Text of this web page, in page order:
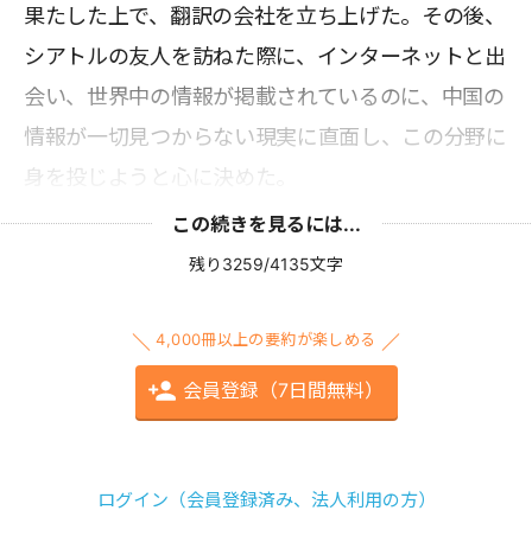
果たした上で、翻訳の会社を立ち上げた。その後、
シアトルの友人を訪ねた際に、インターネットと出
会い、世界中の情報が掲載されているのに、中国の
情報が一切見つからない現実に直面し、この分野に
身を投じようと心に決めた。
この続きを見るには...
残り3259/4135文字
4,000冊以上の要約が楽しめる
会員登録（7日間無料）
ログイン（会員登録済み、法人利用の方）